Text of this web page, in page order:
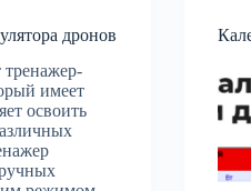
дронов
имеет
освоить